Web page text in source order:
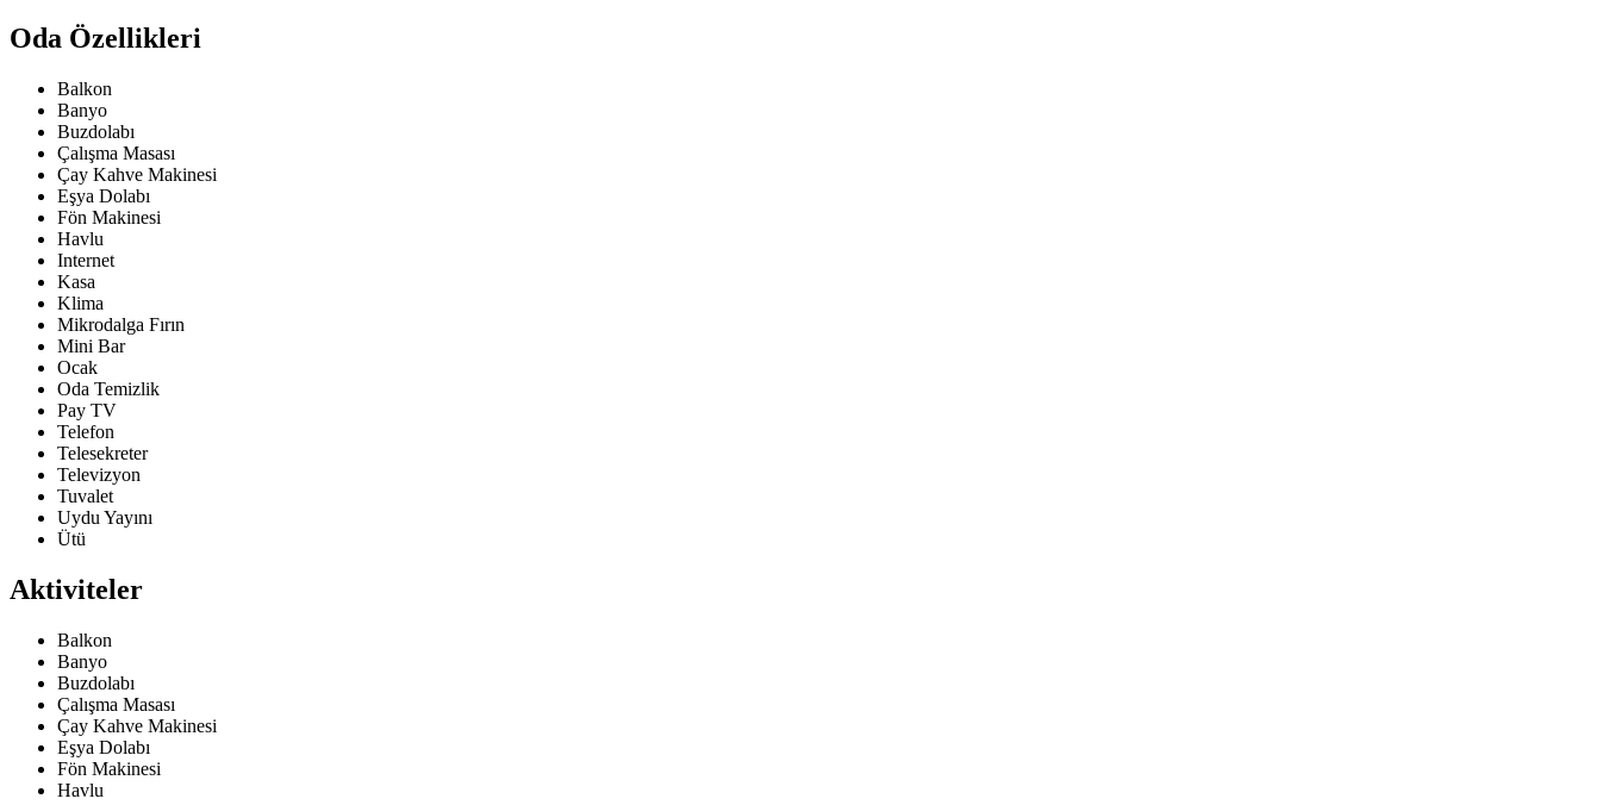
Oda Özellikleri
Balkon
Banyo
Buzdolabı
Çalışma Masası
Çay Kahve Makinesi
Eşya Dolabı
Fön Makinesi
Havlu
Internet
Kasa
Klima
Mikrodalga Fırın
Mini Bar
Ocak
Oda Temizlik
Pay TV
Telefon
Telesekreter
Televizyon
Tuvalet
Uydu Yayını
Ütü
Aktiviteler
Balkon
Banyo
Buzdolabı
Çalışma Masası
Çay Kahve Makinesi
Eşya Dolabı
Fön Makinesi
Havlu